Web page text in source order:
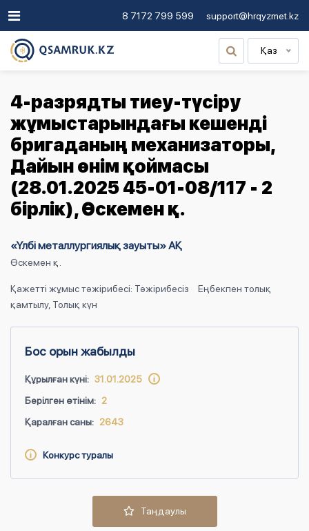
8 7172 799 599 support@hrqyzmet.kz
Қаз
4-разрядты тиеу-түсіру
жұмыстарындағы кешенді
бригаданың механизаторы,
Дайын өнім қоймасы
(28.01.2025 45-01-08/117 - 2
бірлік), Өскемен қ.
«Үлбі металлургиялық зауыты» АҚ
Өскемен қ.
Қажетті жұмыс тәжірибесі: Тәжірибесіз
Еңбекпен толық
қамтылу, Толық күн
Бос орын жабылды
Құрылған күні: 31.01.2025
Берілген өтінім: 2
Қаралған саны: 2643
Конкурс туралы
Таңдаулы